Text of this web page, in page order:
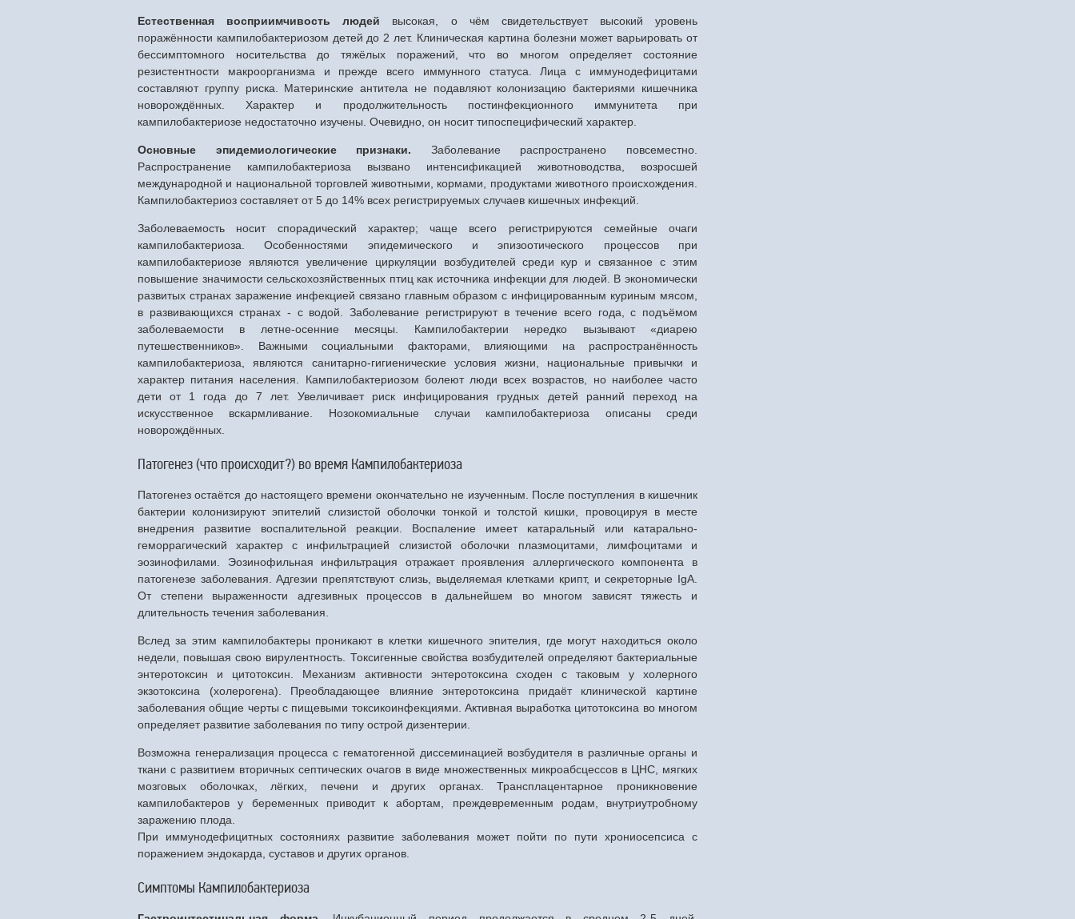
Естественная восприимчивость людей высокая, о чём свидетельствует высокий уровень
поражённости кампилобактериозом детей до 2 лет. Клиническая картина болезни может варьировать от
бессимптомного носительства до тяжёлых поражений, что во многом определяет состояние
резистентности макроорганизма и прежде всего иммунного статуса. Лица с иммунодефицитами
составляют группу риска. Материнские антитела не подавляют колонизацию бактериями кишечника
новорождённых. Характер и продолжительность постинфекционного иммунитета при
кампилобактериозе недостаточно изучены. Очевидно, он носит типоспецифический характер.
Основные эпидемиологические признаки. Заболевание распространено повсеместно.
Распространение кампилобактериоза вызвано интенсификацией животноводства, возросшей
международной и национальной торговлей животными, кормами, продуктами животного происхождения.
Кампилобактериоз составляет от 5 до 14% всех регистрируемых случаев кишечных инфекций.
Заболеваемость носит спорадический характер; чаще всего регистрируются семейные очаги
кампилобактериоза. Особенностями эпидемического и эпизоотического процессов при
кампилобактериозе являются увеличение циркуляции возбудителей среди кур и связанное с этим
повышение значимости сельскохозяйственных птиц как источника инфекции для людей. В экономически
развитых странах заражение инфекцией связано главным образом с инфицированным куриным мясом,
в развивающихся странах - с водой. Заболевание регистрируют в течение всего года, с подъёмом
заболеваемости в летне-осенние месяцы. Кампилобактерии нередко вызывают «диарею
путешественников». Важными социальными факторами, влияющими на распространённость
кампилобактериоза, являются санитарно-гигиенические условия жизни, национальные привычки и
характер питания населения. Кампилобактериозом болеют люди всех возрастов, но наиболее часто
дети от 1 года до 7 лет. Увеличивает риск инфицирования грудных детей ранний переход на
искусственное вскармливание. Нозокомиальные случаи кампилобактериоза описаны среди
новорождённых.
Патогенез (что происходит?) во время Кампилобактериоза
Патогенез остаётся до настоящего времени окончательно не изученным. После поступления в кишечник
бактерии колонизируют эпителий слизистой оболочки тонкой и толстой кишки, провоцируя в месте
внедрения развитие воспалительной реакции. Воспаление имеет катаральный или катарально-
геморрагический характер с инфильтрацией слизистой оболочки плазмоцитами, лимфоцитами и
эозинофилами. Эозинофильная инфильтрация отражает проявления аллергического компонента в
патогенезе заболевания. Адгезии препятствуют слизь, выделяемая клетками крипт, и секреторные IgA.
От степени выраженности адгезивных процессов в дальнейшем во многом зависят тяжесть и
длительность течения заболевания.
Вслед за этим кампилобактеры проникают в клетки кишечного эпителия, где могут находиться около
недели, повышая свою вирулентность. Токсигенные свойства возбудителей определяют бактериальные
энтеротоксин и цитотоксин. Механизм активности энтеротоксина сходен с таковым у холерного
экзотоксина (холерогена). Преобладающее влияние энтеротоксина придаёт клинической картине
заболевания общие черты с пищевыми токсикоинфекциями. Активная выработка цитотоксина во многом
определяет развитие заболевания по типу острой дизентерии.
Возможна генерализация процесса с гематогенной диссеминацией возбудителя в различные органы и
ткани с развитием вторичных септических очагов в виде множественных микроабсцессов в ЦНС, мягких
мозговых оболочках, лёгких, печени и других органах. Трансплацентарное проникновение
кампилобактеров у беременных приводит к абортам, преждевременным родам, внутриутробному
заражению плода.
При иммунодефицитных состояниях развитие заболевания может пойти по пути хрониосепсиса с
поражением эндокарда, суставов и других органов.
Симптомы Кампилобактериоза